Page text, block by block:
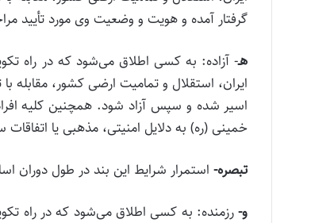
گرفتار آمده و هویت و وضعیت وی مورد تأیید
‌هـ‌- آزاده: به کسی اطلاق‌ می‌‌شود که در راه
ایران، استقلال و تمامیت ارضی کشور، مقابله
خمینی (ره) به دلایل امنیتی، مذهبی یا
تبصره‌- استمرار شرایط این بند در طول دوران
و‌-رزمنده: به کسی اطلاق‌ می‌‌شود که در راه